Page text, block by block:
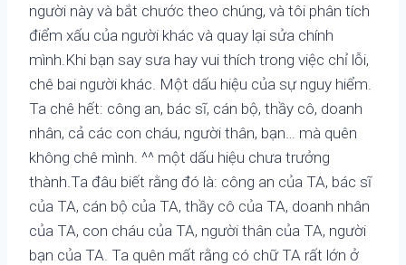
người này và bắt chước theo chúng, và tôi phân tích
điểm xấu của người khác và quay lại sửa chính
mình.Khi bạn say sưa hay vui thích trong việc chỉ lỗi,
chê bai người khác. Một dấu hiệu của sự nguy hiểm.
Ta chê hết: công an, bác sĩ, cán bộ, thầy cô, doanh
nhân, cả các con cháu, người thân, bạn… mà quên
không chê mình. ^^ một dấu hiệu chưa trưởng
thành.Ta đâu biết rằng đó là: công an của TA, bác sĩ
của TA, cán bộ của TA, thầy cô của TA, doanh nhân
của TA, con cháu của TA, người thân của TA, người
bạn của TA. Ta quên mất rằng có chữ TA rất lớn ở